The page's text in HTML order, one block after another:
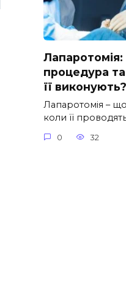
процедура
її виконують?
Лапаротомія –
коли її
0 32